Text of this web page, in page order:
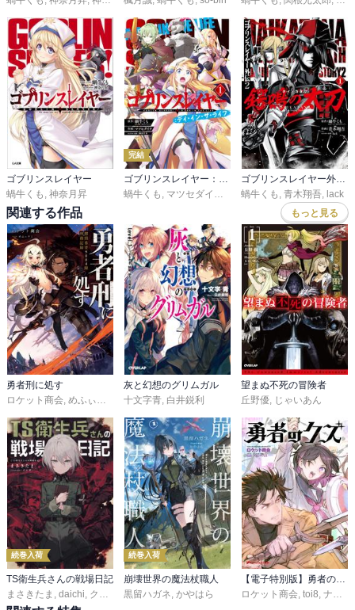
ゴブリンスレイヤー
蝸牛くも 神奈月昇
完結
蝸牛くも
マツセダイチ 神奈月昇
蝸牛くも 青木翔吾 lack
関連する作品 もっと見る
勇者刑に処す
ロケット商会, めふぃすと
灰と幻想のグリムガル
十文字青, 白井鋭利
望まぬ不死の冒険者
丘野優, じゃいあん
続巻入荷
TS衛生兵さんの戦場日記
まさきたま
daichi クレタ
続巻入荷
崩壊世界の魔法杖職人
黒留ハガネ かやはら
ロケット商会 toi8 ナカシマ723